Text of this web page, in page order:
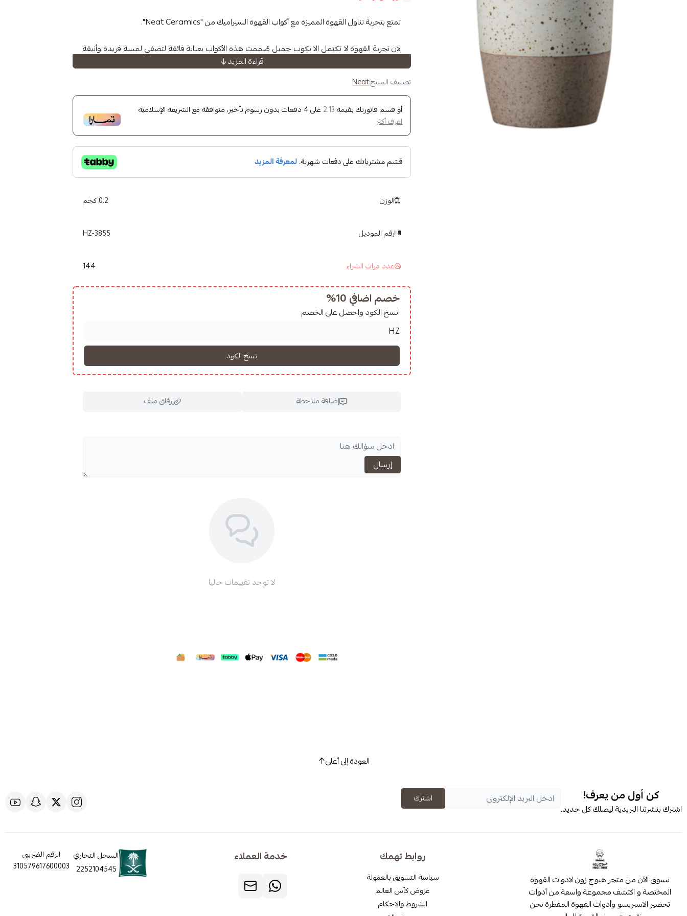
تمتع بتجربة تناول القهوة المميزة مع أكواب القهوة السيراميك من "Neat Ceramics".
لان تجربة القهوة لا تكتمل الا بكوب جميل صُممت هذه الأكواب بعناية فائقة لتضفي لمسة فريدة وأنيقة
بحجم سعة 130 مل تلبي احتياجاتك المخصصة والفردية للاستمتاع بشرب قهوتك المفضلة.
انطلق في رحلة المذاق والجودة العالية مع تصاميم أكواب القهوة هذه من "Neat Ceramics
قراءة المزيد
تصنيف المنتج:Neat
أو قسم فاتورتك بقيمة 2.13 على4 دفعات بدون رسوم تأخير، متوافقة مع الشريعة الإسلامية
اعرف أكثر
الوزن 0.2 كجم
رقم الموديل HZ-3855
عدد مرات الشراء 144
خصم اضافي 10%
انسخ الكود واحصل على الخصم
إضافة ملاحظة إرفاق ملف
إرسال
لا توجد تقييمات حاليا
العودة إلى أعلى
كن أول من يعرف!
اشترك بنشرتنا البريدية ليصلك كل جديد.
اشترك
تسوق الآن من متجر هيوج زون لادوات القهوة
المختصة و اكتشف مجموعة واسعة من أدوات
تحضير الاسبريسو وأدوات القهوة المقطرة نحن
روابط تهمك
سياسة التسويق بالعمولة
عروض كأس العالم
الشروط والاحكام
خدمة العملاء
السجل التجاري
2252104545
الرقم الضريبي
310579617600003